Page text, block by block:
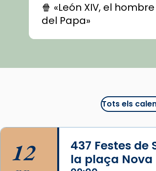
🍿 «León XIV, el
del Papa»
🍿 «Las ovejas
recomanacions i
#CinemaEspiritual
@cinemaspiritcat
Imatge: Generada
(OpenAI)
Video
Tots els
12
437 Festes de
la plaça Nova